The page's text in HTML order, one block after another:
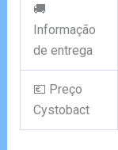
🚚
Informação
de entrega
💶 Preço
Cystobact